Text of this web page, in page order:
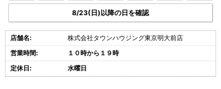
8/23(日)以降の日を確認
店舗名: 株式会社タウンハウジング東京明大前店
営業時間: １０時から１９時
定休日: 水曜日